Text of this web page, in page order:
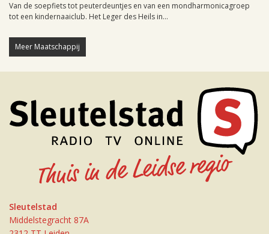
Van de soepfiets tot peuterdeuntjes en van een mondharmonicagroep
tot een kindernaaiclub. Het Leger des Heils in...
Meer Maatschappij
Sleutelstad
Middelstegracht 87A